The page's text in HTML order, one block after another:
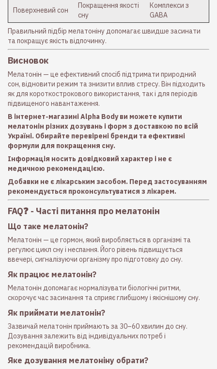
Поверхневий сон
Покращення якості
сну
Комплекси з
GABA
Правильний підбір мелатоніну допомагає швидше засинати
та покращує якість відпочинку.
Висновок
Мелатонін — це ефективний спосіб підтримати природний
сон, відновити режим та знизити вплив стресу. Він підходить
як для короткострокового використання, так і для періодів
підвищеного навантаження.
В інтернет-магазині Alpha Body ви можете купити
мелатонін різних дозувань і форм з доставкою по всій
Україні. Обирайте перевірені бренди та ефективні
формули для покращення сну.
Інформація носить довідковий характер і не є
медичною рекомендацією.
Добавки не є лікарським засобом. Перед застосуванням
рекомендується проконсультуватися з лікарем.
FAQ❓ - Часті питання про мелатонін
Що таке мелатонін?
Мелатонін — це гормон, який виробляється в організмі та
регулює цикл сну і неспання. Його рівень підвищується
ввечері, сигналізуючи організму про підготовку до сну.
Як працює мелатонін?
Мелатонін допомагає нормалізувати біологічні ритми,
скорочує час засинання та сприяє глибшому і якіснішому сну.
Як приймати мелатонін?
Зазвичай мелатонін приймають за 30–60 хвилин до сну.
Дозування залежить від індивідуальних потреб і
рекомендацій виробника.
Яке дозування мелатоніну обрати?